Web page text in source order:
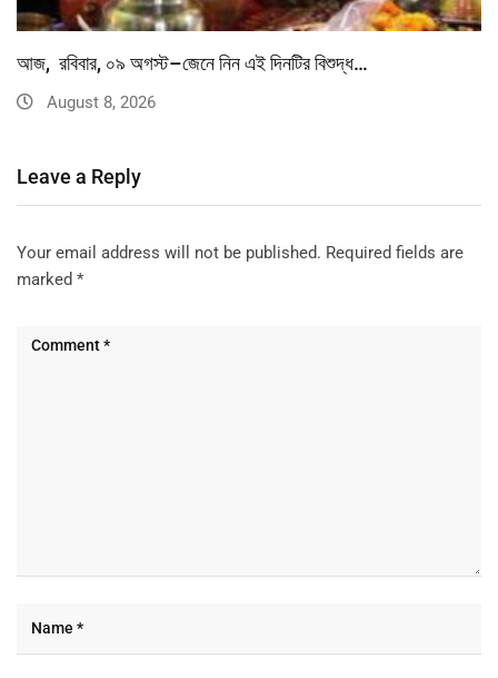
আজ, রবিবার, ০৯ অগস্ট–জেনে নিন এই দিনটির বিশুদ্ধ…
August 8, 2026
Leave a Reply
Your email address will not be published. Required fields are
marked *